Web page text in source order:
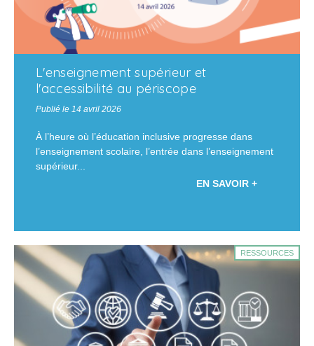
L'enseignement supérieur et
l'accessibilité au périscope
Publié le 14 avril 2026
À l’heure où l’éducation inclusive progresse dans
l’enseignement scolaire, l’entrée dans l’enseignement
supérieur...
EN SAVOIR +
RESSOURCES